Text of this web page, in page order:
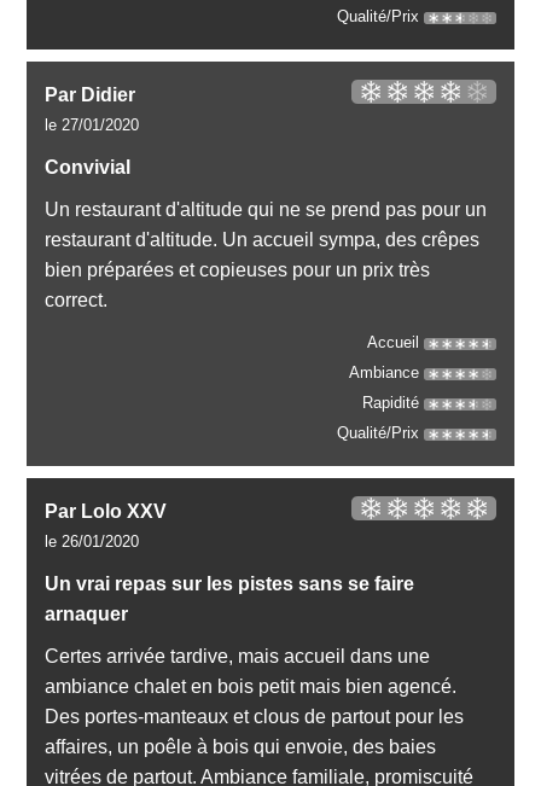
Qualité/Prix
Par Didier
le 27/01/2020
Convivial
Un restaurant d'altitude qui ne se prend pas pour un
restaurant d'altitude. Un accueil sympa, des crêpes
bien préparées et copieuses pour un prix très
correct.
Accueil
Ambiance
Rapidité
Qualité/Prix
Par Lolo XXV
le 26/01/2020
Un vrai repas sur les pistes sans se faire
arnaquer
Certes arrivée tardive, mais accueil dans une
ambiance chalet en bois petit mais bien agencé.
Des portes-manteaux et clous de partout pour les
affaires, un poêle à bois qui envoie, des baies
vitrées de partout. Ambiance familiale, promiscuité